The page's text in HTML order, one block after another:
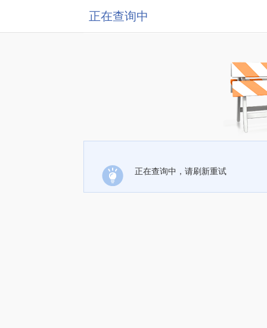
正在查询中
正在查询中，请刷新重试